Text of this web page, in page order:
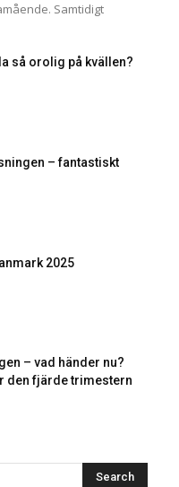
Samtidigt
så orolig på kvällen?
– fantastiskt
2025
– vad händer nu?
den fjärde trimestern
Search